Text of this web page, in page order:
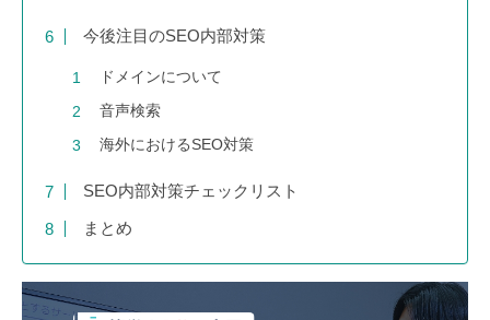
今後注目のSEO内部対策
ドメインについて
音声検索
海外におけるSEO対策
SEO内部対策チェックリスト
まとめ